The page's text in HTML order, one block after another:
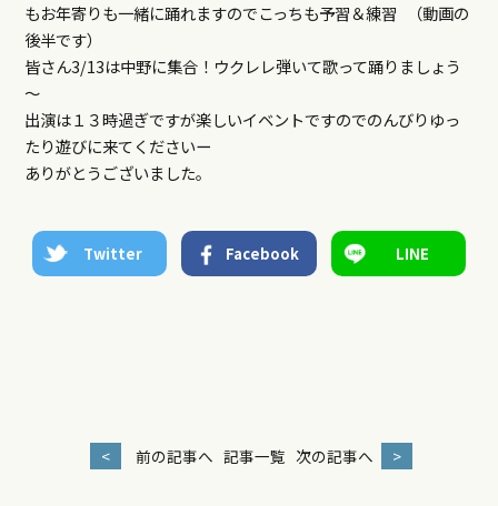
もお年寄りも一緒に踊れますのでこっちも予習＆練習 （動画の
後半です）
皆さん3/13は中野に集合！ウクレレ弾いて歌って踊りましょう
～
出演は１３時過ぎですが楽しいイベントですのでのんびりゆっ
たり遊びに来てくださいー
ありがとうございました。
Twitter Facebook LINE
< 前の記事へ 記事一覧 次の記事へ >